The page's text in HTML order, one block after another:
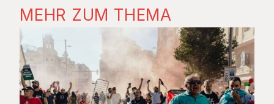
MEHR ZUM THEMA